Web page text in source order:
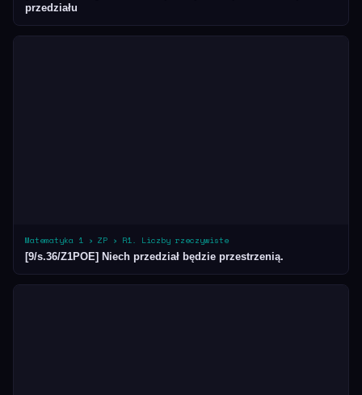
przedziału
Matematyka 1 › ZP › R1. Liczby rzeczywiste
[9/s.36/Z1POE] Niech przedział będzie przestrzenią.